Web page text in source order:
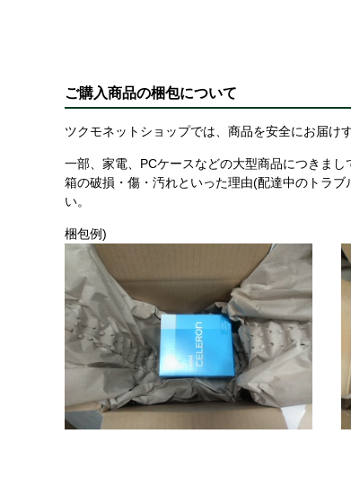
ご購入商品の梱包について
ツクモネットショップでは、商品を安全にお届け
一部、家電、PCケースなどの大型商品につきま
箱の破損・傷・汚れといった理由(配達中のトラ
い。
梱包例)